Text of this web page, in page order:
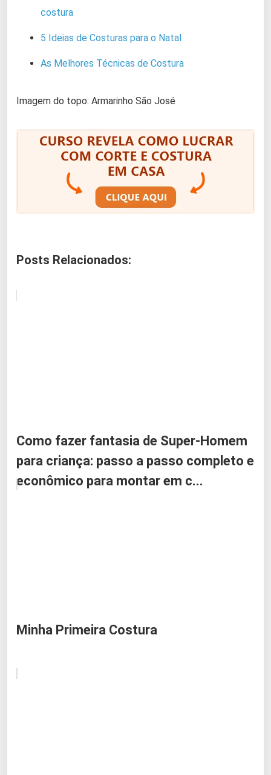
costura
5 Ideias de Costuras para o Natal
As Melhores Técnicas de Costura
Imagem do topo: Armarinho São José
Posts Relacionados:
Como fazer fantasia de Super-Homem
para criança: passo a passo completo e
econômico para montar em c...
Minha Primeira Costura